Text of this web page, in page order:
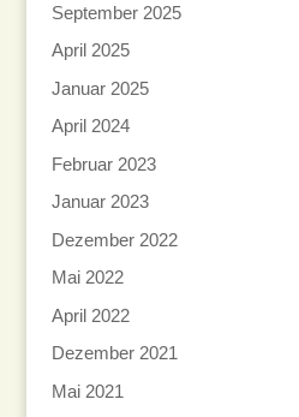
September 2025
April 2025
Januar 2025
April 2024
Februar 2023
Januar 2023
Dezember 2022
Mai 2022
April 2022
Dezember 2021
Mai 2021